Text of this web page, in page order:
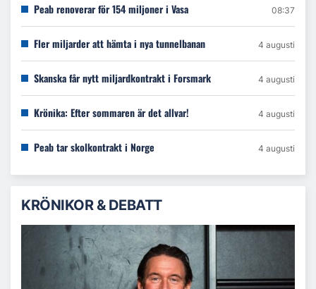
Peab renoverar för 154 miljoner i Vasa 08:37
Fler miljarder att hämta i nya tunnelbanan 4 augusti
Skanska får nytt miljardkontrakt i Forsmark 4 augusti
Krönika: Efter sommaren är det allvar! 4 augusti
Peab tar skolkontrakt i Norge 4 augusti
KRÖNIKOR & DEBATT